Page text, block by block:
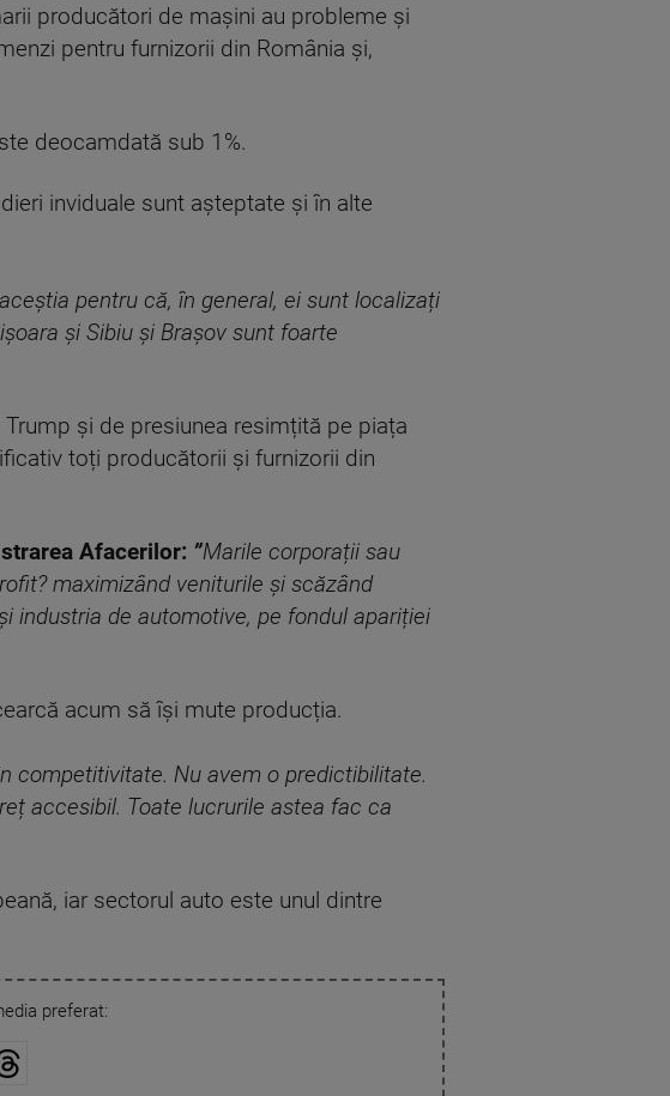
producători de mașini au probleme și
pentru furnizorii din România și,
deocamdată sub 1%.
inviduale sunt așteptate și în alte
știa pentru că, în general, ei sunt localizați
șoara și Sibiu și Brașov sunt foarte
și de presiunea resimțită pe piața
toți producătorii și furnizorii din
Afacerilor: ”Marile corporații sau
maximizând veniturile și scăzând
i industria de automotive, pe fondul apariției
acum să își mute producția.
competitivitate. Nu avem o predictibilitate.
ț accesibil. Toate lucrurile astea fac ca
iar sectorul auto este unul dintre
preferat: